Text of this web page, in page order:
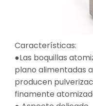
Características:
●Las boquillas
plano alimentadas
producen
finamente